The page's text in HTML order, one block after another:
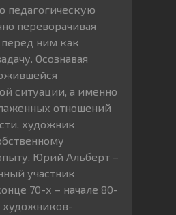
педагогическую
переворачивая
ним как
Осознавая
ситуации, а именно
отношений
художник
Юрий Альберт –
участник
70-х – начале 80-
художников-